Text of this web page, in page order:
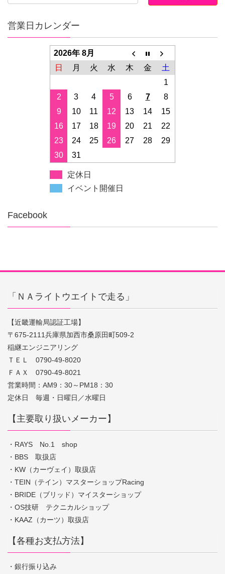
営業日カレンダー
2026年 8月
日
月 火 水 木 金
土
1
2
3 4 5 6 7
8
9
10 11 12 13 14
15
16
17 18 19 20 21
22
23
24 25 26 27 28
29
30
31
定休日
イベント開催日
Facebook
「ＮＡライトウエイトで走る」
【近畿運輸局認証工場】
〒675-2111兵庫県加西市桑原田町509-2
稲継エンジニアリング
ＴＥＬ 0790-49-8020
ＦＡＸ 0790-49-8021
営業時間：AM9：30～PM18：30
定休日 毎週・日曜日／水曜日
【主要取り扱いメーカー】
・RAYS No.1 shop
・BBS 取扱店
・KW（カーヴェイ）取扱店
・TEIN（テイン）マスターショップRacing
・BRIDE（ブリッド）マイスターショップ
・OS技研 テクニカルショップ
・KAAZ（カーツ）取扱店
【各種お支払方法】
・銀行振り込み